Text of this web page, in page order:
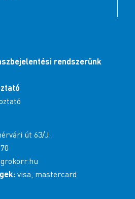
rendszerünk
út 63/J.
visa, mastercard